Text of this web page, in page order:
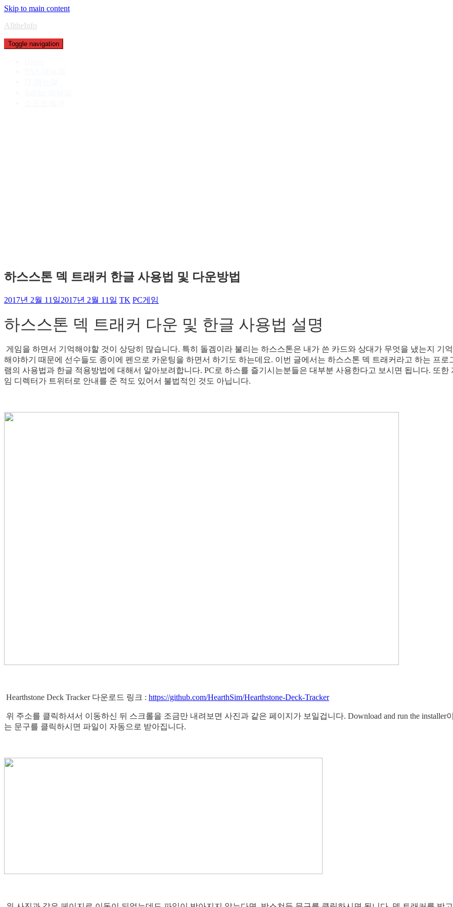
Skip to main content
AlltheInfo
Toggle navigation
하스스톤 덱 트래커 한글 사용법 및 다운방법
2017년 2월 11일2017년 2월 11일 TK PC게임
하스스톤 덱 트래커 다운 및 한글 사용법 설명
게임을 하면서 기억해야할 것이 상당히 많습니다. 특히 돌겜이라 불리는 하스스톤은 내가 쓴 카드와 상대가 무엇을 냈는지 기
해야하기 때문에 선수들도 종이에 펜으로 카운팅을 하면서 하기도 하는데요. 이번 글에서는 하스스톤 덱 트래커라고 하는 프로
램의 사용법과 한글 적용방법에 대해서 알아보려합니다. PC로 하스를 즐기시는분들은 대부분 사용한다고 보시면 됩니다. 또한
임 디렉터가 트위터로 안내를 준 적도 있어서 불법적인 것도 아닙니다.
Hearthstone Deck Tracker 다운로드 링크 : https://github.com/HearthSim/Hearthstone-Deck-Tracker
위 주소를 클릭하셔서 이동하신 뒤 스크롤을 조금만 내려보면 사진과 같은 페이지가 보일겁니다. Download and run the installer
는 문구를 클릭하시면 파일이 자동으로 받아집니다.